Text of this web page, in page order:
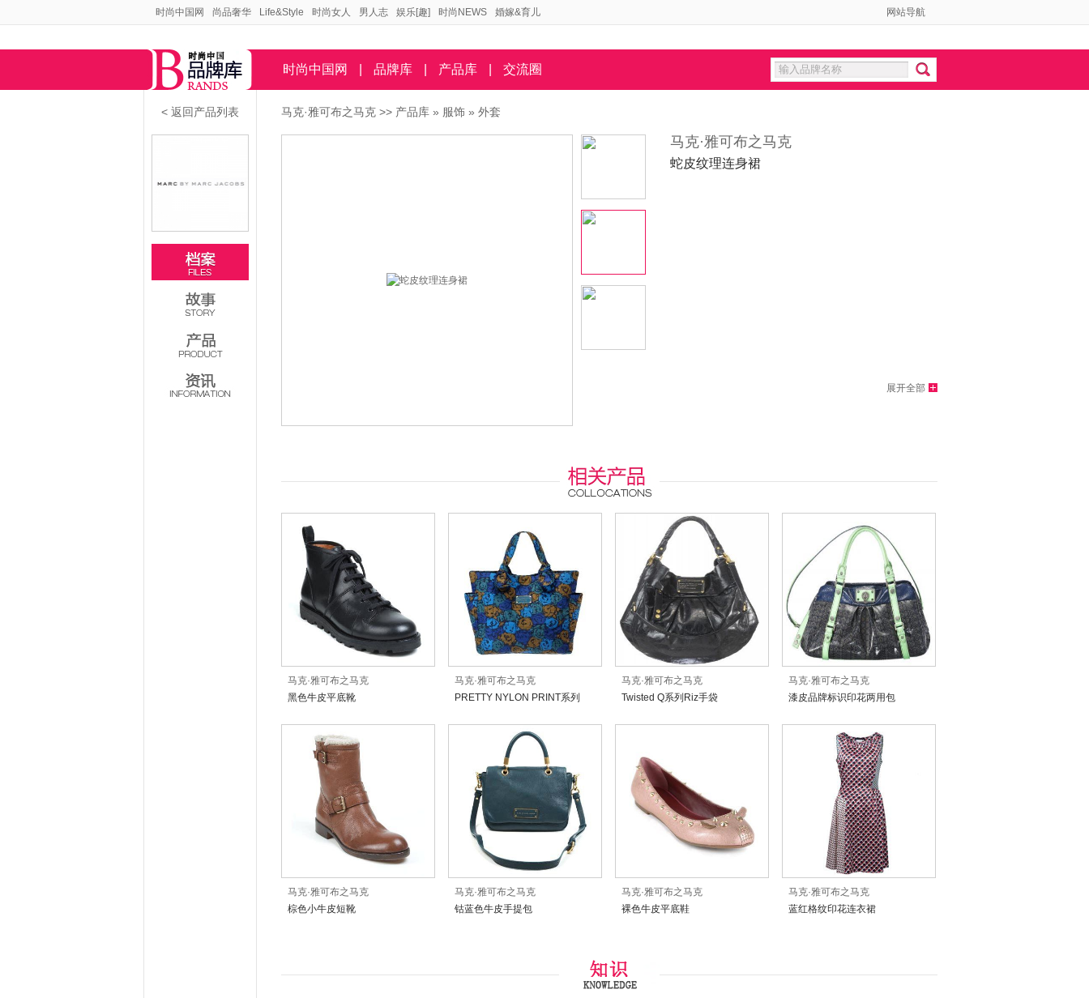
时尚中国网 尚品奢华 Life&Style 时尚女人 男人志 娱乐[趣] 时尚NEWS 婚嫁&育儿 网站导航
时尚中国网 品牌库 产品库 交流圈
< 返回产品列表 马克·雅可布之马克 >> 产品库 » 服饰 » 外套
马克·雅可布之马克
蛇皮纹理连身裙
展开全部
马克·雅可布之马克
黑色牛皮平底靴
马克·雅可布之马克
PRETTY NYLON PRINT系列
马克·雅可布之马克
Twisted Q系列Riz手袋
马克·雅可布之马克
漆皮品牌标识印花两用包
马克·雅可布之马克
棕色小牛皮短靴
马克·雅可布之马克
钴蓝色牛皮手提包
马克·雅可布之马克
裸色牛皮平底鞋
马克·雅可布之马克
蓝红格纹印花连衣裙